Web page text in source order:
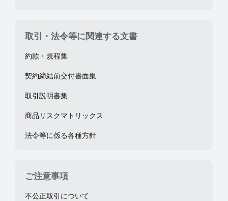
取引・法令等に関連する文書
約款・規程集
契約締結前交付書面集
取引説明書集
商品リスクマトリックス
法令等に係る各種方針
ご注意事項
不公正取引について